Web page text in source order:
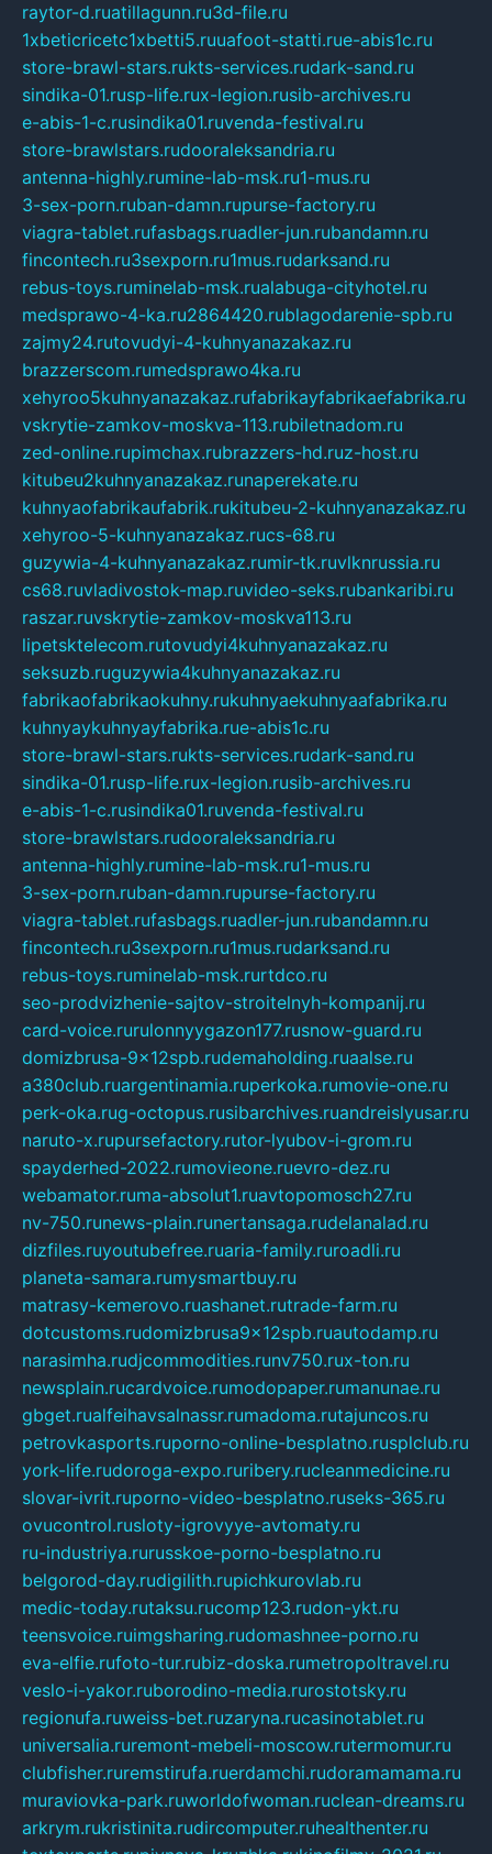
raytor-d.ruatillagunn.ru3d-file.ru
1xbeticricetc1xbetti5.ruuafoot-statti.rue-abis1c.ru
store-brawl-stars.rukts-services.rudark-sand.ru
sindika-01.rusp-life.rux-legion.rusib-archives.ru
e-abis-1-c.rusindika01.ruvenda-festival.ru
store-brawlstars.rudooraleksandria.ru
antenna-highly.rumine-lab-msk.ru1-mus.ru
3-sex-porn.ruban-damn.rupurse-factory.ru
viagra-tablet.rufasbags.ruadler-jun.rubandamn.ru
fincontech.ru3sexporn.ru1mus.rudarksand.ru
rebus-toys.ruminelab-msk.rualabuga-cityhotel.ru
medsprawo-4-ka.ru2864420.rublagodarenie-spb.ru
zajmy24.rutovudyi-4-kuhnyanazakaz.ru
brazzerscom.rumedsprawo4ka.ru
xehyroo5kuhnyanazakaz.rufabrikayfabrikaefabrika.ru
vskrytie-zamkov-moskva-113.rubiletnadom.ru
zed-online.rupimchax.rubrazzers-hd.ruz-host.ru
kitubeu2kuhnyanazakaz.runaperekate.ru
kuhnyaofabrikaufabrik.rukitubeu-2-kuhnyanazakaz.ru
xehyroo-5-kuhnyanazakaz.rucs-68.ru
guzywia-4-kuhnyanazakaz.rumir-tk.ruvlknrussia.ru
cs68.ruvladivostok-map.ruvideo-seks.rubankaribi.ru
raszar.ruvskrytie-zamkov-moskva113.ru
lipetsktelecom.rutovudyi4kuhnyanazakaz.ru
seksuzb.ruguzywia4kuhnyanazakaz.ru
fabrikaofabrikaokuhny.rukuhnyaekuhnyaafabrika.ru
kuhnyaykuhnyayfabrika.rue-abis1c.ru
store-brawl-stars.rukts-services.rudark-sand.ru
sindika-01.rusp-life.rux-legion.rusib-archives.ru
e-abis-1-c.rusindika01.ruvenda-festival.ru
store-brawlstars.rudooraleksandria.ru
antenna-highly.rumine-lab-msk.ru1-mus.ru
3-sex-porn.ruban-damn.rupurse-factory.ru
viagra-tablet.rufasbags.ruadler-jun.rubandamn.ru
fincontech.ru3sexporn.ru1mus.rudarksand.ru
rebus-toys.ruminelab-msk.rurtdco.ru
seo-prodvizhenie-sajtov-stroitelnyh-kompanij.ru
card-voice.rurulonnyygazon177.rusnow-guard.ru
domizbrusa-9x12spb.rudemaholding.ruaalse.ru
a380club.ruargentinamia.ruperkoka.rumovie-one.ru
perk-oka.rug-octopus.rusibarchives.ruandreislyusar.ru
naruto-x.rupursefactory.rutor-lyubov-i-grom.ru
spayderhed-2022.rumovieone.ruevro-dez.ru
webamator.ruma-absolut1.ruavtopomosch27.ru
nv-750.runews-plain.runertansaga.rudelanalad.ru
dizfiles.ruyoutubefree.ruaria-family.ruroadli.ru
planeta-samara.rumysmartbuy.ru
matrasy-kemerovo.ruashanet.rutrade-farm.ru
dotcustoms.rudomizbrusa9x12spb.ruautodamp.ru
narasimha.rudjcommodities.runv750.rux-ton.ru
newsplain.rucardvoice.rumodopaper.rumanunae.ru
gbget.rualfeihavsalnassr.rumadoma.rutajuncos.ru
petrovkasports.ruporno-online-besplatno.rusplclub.ru
york-life.rudoroga-expo.ruribery.rucleanmedicine.ru
slovar-ivrit.ruporno-video-besplatno.ruseks-365.ru
ovucontrol.rusloty-igrovyye-avtomaty.ru
ru-industriya.rurusskoe-porno-besplatno.ru
belgorod-day.rudigilith.rupichkurovlab.ru
medic-today.rutaksu.rucomp123.rudon-ykt.ru
teensvoice.ruimgsharing.rudomashnee-porno.ru
eva-elfie.rufoto-tur.rubiz-doska.rumetropoltravel.ru
veslo-i-yakor.ruborodino-media.rurostotsky.ru
regionufa.ruweiss-bet.ruzaryna.rucasinotablet.ru
universalia.ruremont-mebeli-moscow.rutermomur.ru
clubfisher.ruremstirufa.ruerdamchi.rudoramamama.ru
muraviovka-park.ruworldofwoman.ruclean-dreams.ru
arkrym.rukristinita.rudircomputer.ruhealthenter.ru